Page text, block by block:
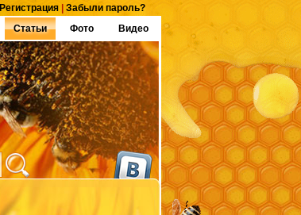
Регистрация
Забыли пароль?
Статьи Фото Видео